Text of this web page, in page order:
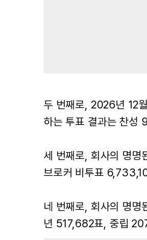
두 번째로, 2026년 12
하는 투표 결과는 찬
세 번째로, 회사의 명
브로커 비투표
네 번째로, 회사의 명
년 517,682표, 중립